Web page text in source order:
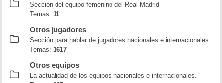
Sección del equipo femenino del Real Madrid
Temas: 11
Otros jugadores
Sección para hablar de jugadores nacionales e internacionales.
Temas: 1617
Otros equipos
La actualidad de los equipos nacionales e internacionales.